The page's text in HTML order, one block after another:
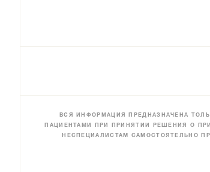
ВСЯ ИНФОРМАЦИЯ ПРЕДНАЗНАЧЕНА
ПАЦИЕНТАМИ ПРИ ПРИНЯТИИ РЕШЕНИЯ О
НЕСПЕЦИАЛИСТАМ САМОСТОЯТЕЛЬНО